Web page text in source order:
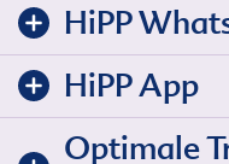
HiPP
HiPP App
Optimale